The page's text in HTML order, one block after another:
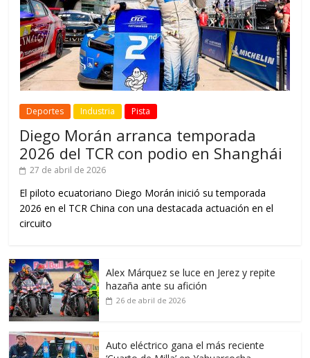
Deportes Industria Pista
Diego Morán arranca temporada
2026 del TCR con podio en Shanghái
27 de abril de 2026
El piloto ecuatoriano Diego Morán inició su temporada
2026 en el TCR China con una destacada actuación en el
circuito
Alex Márquez se luce en Jerez y repite
hazaña ante su afición
26 de abril de 2026
Auto eléctrico gana el más reciente